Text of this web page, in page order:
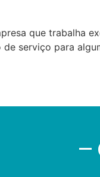
que trabalha
serviço para